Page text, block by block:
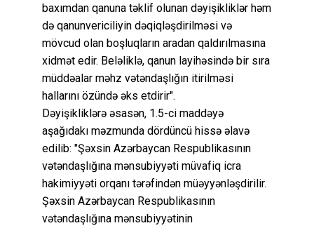
baxımdan qanuna təklif olunan dəyişikliklər həm
də qanunvericiliyin dəqiqləşdirilməsi və
mövcud olan boşluqların aradan qaldırılmasına
xidmət edir. Beləliklə, qanun layihəsində bir sıra
müddəalar məhz vətəndaşlığın itirilməsi
hallarını özündə əks etdirir".
Dəyişikliklərə əsasən, 1.5-ci maddəyə
aşağıdakı məzmunda dördüncü hissə əlavə
edilib: "Şəxsin Azərbaycan Respublikasının
vətəndaşlığına mənsubiyyəti müvafiq icra
hakimiyyəti orqanı tərəfindən müəyyənləşdirilir.
Şəxsin Azərbaycan Respublikasının
vətəndaşlığına mənsubiyyətinin